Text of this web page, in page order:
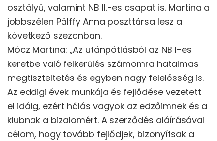
osztályú, valamint NB II.-es csapat is. Martina a
jobbszélen Pálffy Anna poszttársa lesz a
következő szezonban.
Mócz Martina: „Az utánpótlásból az NB I-es
keretbe való felkerülés számomra hatalmas
megtiszteltetés és egyben nagy felelősség is.
Az eddigi évek munkája és fejlődése vezetett
el idáig, ezért hálás vagyok az edzőimnek és a
klubnak a bizalomért. A szerződés aláírásával
célom, hogy tovább fejlődjek, bizonyítsak a